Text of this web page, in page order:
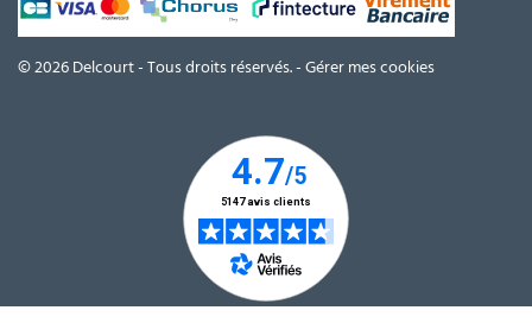
© 2026 Delcourt - Tous droits réservés. -Gérer mes cookies